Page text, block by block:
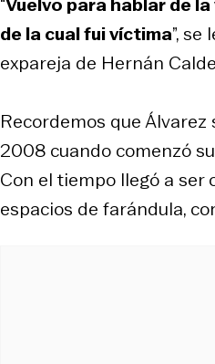
de la cual fui víctima”,
expareja de Hernán
Recordemos queÁlvarez
2008 cuando comenzó
Con el tiempo llegó a ser
espacios de farándula,